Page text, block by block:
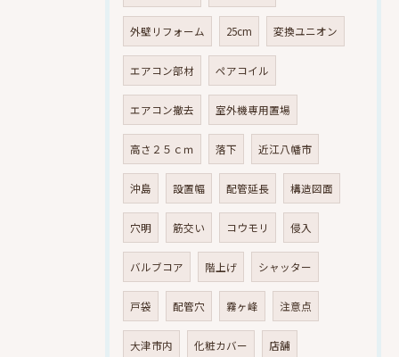
外壁リフォーム 25cm 変換ユニオン
エアコン部材 ペアコイル
エアコン撤去 室外機専用置場
高さ２５ｃｍ 落下 近江八幡市
沖島 設置幅 配管延長 構造図面
穴明 筋交い コウモリ 侵入
バルブコア 階上げ シャッター
戸袋 配管穴 霧ヶ峰 注意点
大津市内 化粧カバー 店舗